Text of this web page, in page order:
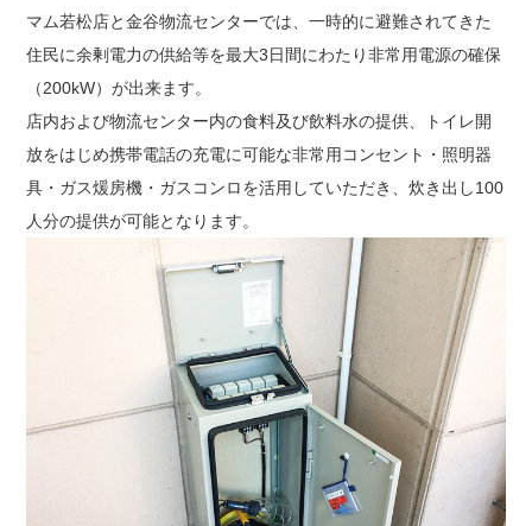
マム若松店と金谷物流センターでは、一時的に避難されてきた
住民に余剰電力の供給等を最大3日間にわたり非常用電源の確保
（200kW）が出来ます。
店内および物流センター内の食料及び飲料水の提供、トイレ開
放をはじめ携帯電話の充電に可能な非常用コンセント・照明器
具・ガス煖房機・ガスコンロを活用していただき、炊き出し100
人分の提供が可能となります。